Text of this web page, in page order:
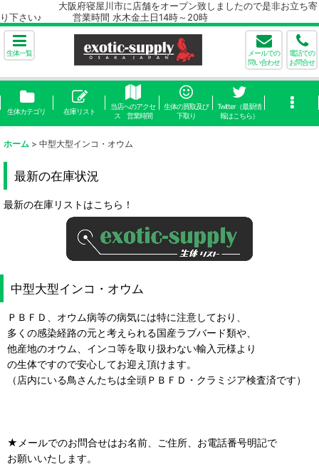
大阪府寝屋川市に店舗をオープン致しましたので是非お立ち寄
り下さい♪ 営業時間 水木金土日14時～20時
生体一覧
メールでの
問い合わせ
電話での
お問合せ
生体カテゴリ 在庫リスト
当店へのアクセ
ス 営業時間
生体の買取及び
下取り
Twitter（最新情
報はこちら）
ホーム > 中型大型インコ・オウム
最新の在庫状況
最新の在庫リストはこちら！
中型大型インコ・オウム
ＰＢＦＤ、オウム病等の病気には特に注意しており、
多くの感染経路の元と考えられる国産ラブバード類や、
他産地のオウム、インコ等を取り扱わない輸入元様より
の生体ですので安心してお迎え頂けます。
（店内にいる鳥さんたちは全頭ＰＢＦＤ・クラミジア検査済です）
★メールでのお問合せはお名前、ご住所、お電話番号明記で
お願いいたします。